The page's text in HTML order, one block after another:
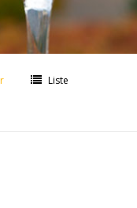
Liste